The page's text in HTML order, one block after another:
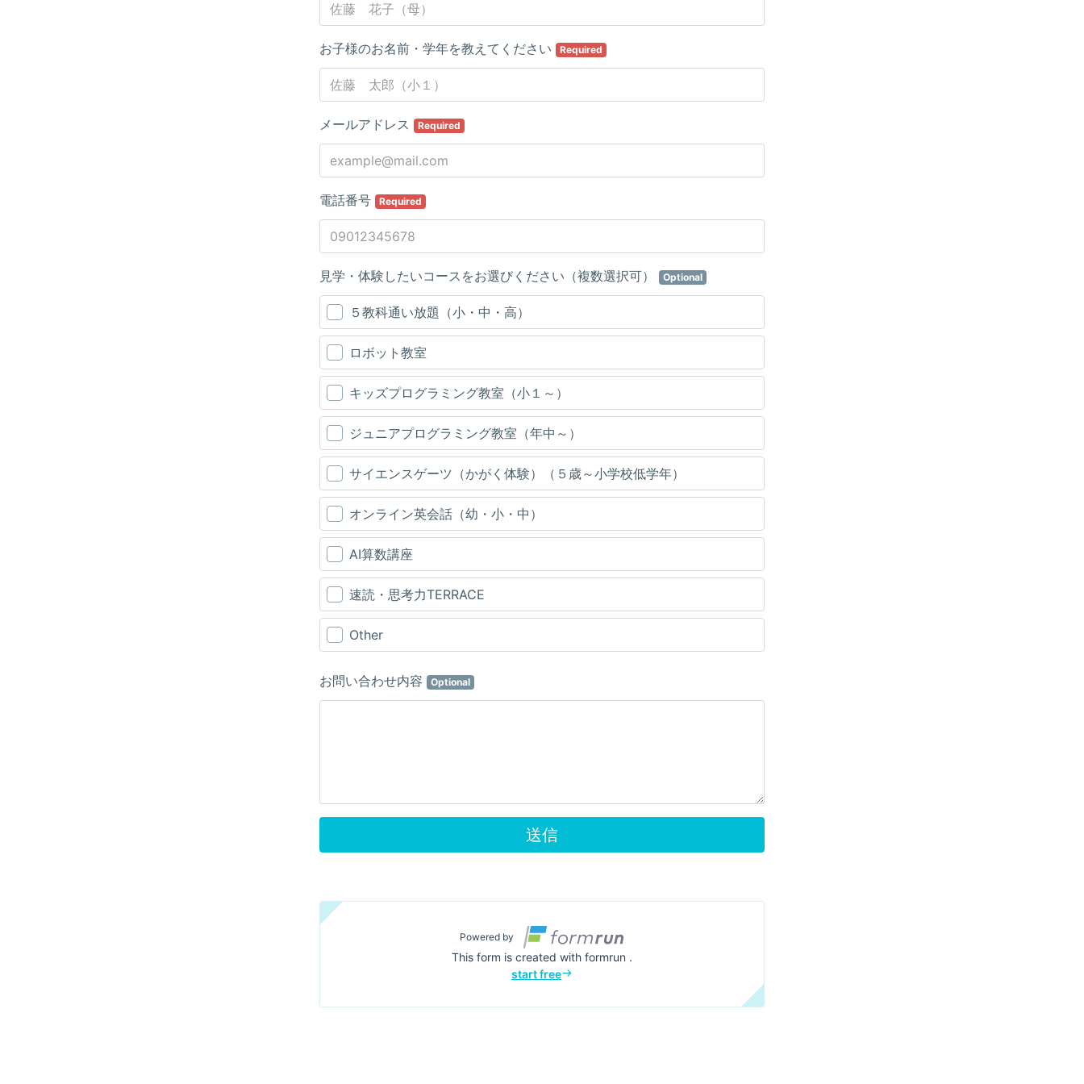
お子様のお名前・学年を教えてください Required
メールアドレス Required
電話番号 Required
見学・体験したいコースをお選びください（複数選択可） Optional
５教科通い放題（小・中・高）
ロボット教室
キッズプログラミング教室（小１～）
ジュニアプログラミング教室（年中～）
サイエンスゲーツ（かがく体験）（５歳～小学校低学年）
オンライン英会話（幼・小・中）
AI算数講座
速読・思考力TERRACE
Other
お問い合わせ内容 Optional
送信
Powered by
This form is created with formrun .
start free